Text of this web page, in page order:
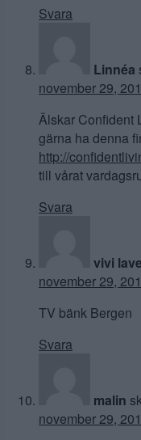
Svara
Linnéa
november 29,
Älskar Confident
gärna ha denna
http://
till vårat
Svara
vivi
november 29,
TV bänk Bergen
Svara
malin
november 29,